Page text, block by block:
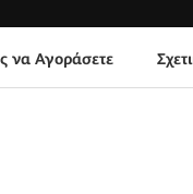
να Αγοράσετε